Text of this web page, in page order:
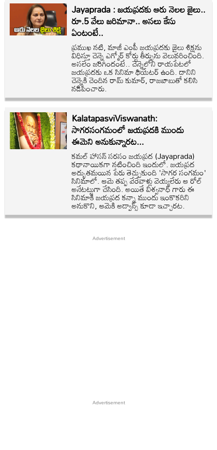
Jayaprada : జయప్రదకు ఆరు నెలల జైలు..
రూ.5 వేలు జరిమానా.. అసలు కేసు
ఏంటంటే..
ప్రముఖ నటి, మాజీ ఎంపీ జయప్రదకు జైలు శిక్షను
విధిస్తూ చెన్నై ఎగ్మోర్ కోర్టు తీర్పును వెలువరించింది.
అసలేం జరిగిందంటే.. చెన్నైలోని రాయపేటలో
జయప్రదకు ఒక సినిమా థియేటర్ ఉంది. దానిని
చెన్నైకి చెందిన రామ్ కుమార్, రాజబాబుతో కలిసి
నడిపించారు.
KalatapasviViswanath:
సాగరసంగమంలో జయప్రదకి ముందు
ఈమెని అనుకున్నారట...
కమల్ హాసన్ సరసం జయప్రద (Jayaprada)
కథానాయికగా నటించింది ఇందులో. జయప్రద
అద్భుతమయిన పేరు తెచ్చుకుంది 'సాగర సంగమం'
సినిమాలో. ఆమె తప్ప వేరేవాళ్లు వెయ్యలేరు ఆ రోల్
అనేటట్టుగా చేసింది. అయితే విశ్వనాధ్ గారు ఈ
సినిమాకి జయప్రద కన్నా ముందు ఇంకొకరిని
అనుకొని, ఆమెకి అడ్వాన్స్ కూడా ఇచ్చారట.